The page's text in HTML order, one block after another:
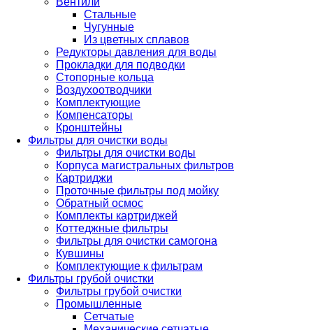
Стальные
Чугунные
Из цветных сплавов
Редукторы давления для воды
Прокладки для подводки
Стопорные кольца
Воздухоотводчики
Комплектующие
Компенсаторы
Кронштейны
Фильтры для очистки воды
Фильтры для очистки воды
Корпуса магистральных фильтров
Картриджи
Проточные фильтры под мойку
Обратный осмос
Комплекты картриджей
Коттеджные фильтры
Фильтры для очистки самогона
Кувшины
Комплектующие к фильтрам
Фильтры грубой очистки
Фильтры грубой очистки
Промышленные
Сетчатые